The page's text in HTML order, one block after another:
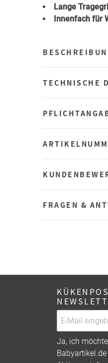
Lange
Innenfach für
TECHNISCHE
FRAGEN &
Ja, ich